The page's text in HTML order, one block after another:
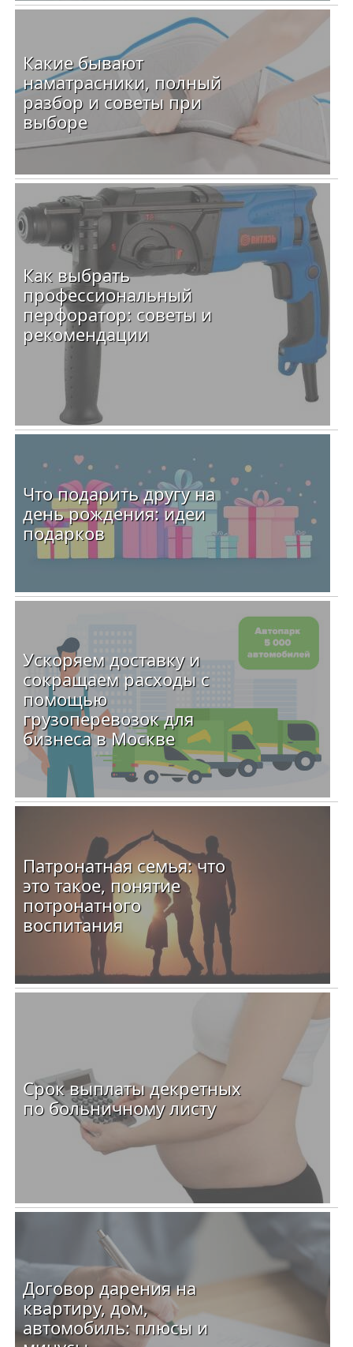
Какие бывают
наматрасники, полный
разбор и советы при
выборе
Как выбрать
профессиональный
перфоратор: советы и
рекомендации
Что подарить другу на
день рождения: идеи
подарков
Ускоряем доставку и
сокращаем расходы с
помощью
грузоперевозок для
бизнеса в Москве
Патронатная семья: что
это такое, понятие
потронатного
воспитания
Срок выплаты декретных
по больничному листу
Договор дарения на
квартиру, дом,
автомобиль: плюсы и